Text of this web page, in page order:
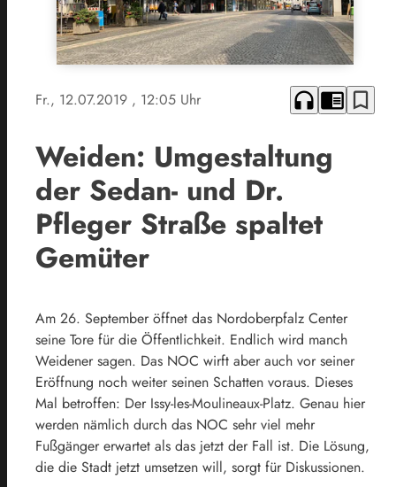
Fr., 12.07.2019 , 12:05 Uhr headphones chrome_reader_mode bookmark_border
Weiden: Umgestaltung
der Sedan- und Dr.
Pfleger Straße spaltet
Gemüter
Am 26. September öffnet das Nordoberpfalz Center
seine Tore für die Öffentlichkeit. Endlich wird manch
Weidener sagen. Das NOC wirft aber auch vor seiner
Eröffnung noch weiter seinen Schatten voraus. Dieses
Mal betroffen: Der Issy-les-Moulineaux-Platz. Genau hier
werden nämlich durch das NOC sehr viel mehr
Fußgänger erwartet als das jetzt der Fall ist. Die Lösung,
die die Stadt jetzt umsetzen will, sorgt für Diskussionen.